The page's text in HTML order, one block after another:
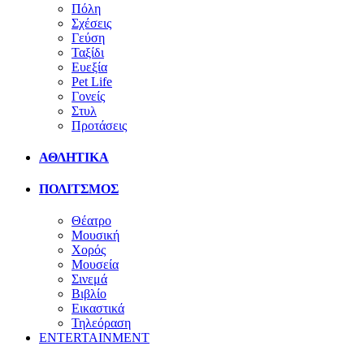
Πόλη
Σχέσεις
Γεύση
Ταξίδι
Ευεξία
Pet Life
Γονείς
Στυλ
Προτάσεις
ΑΘΛΗΤΙΚΑ
ΠΟΛΙΤΣΜΟΣ
Θέατρο
Μουσική
Χορός
Μουσεία
Σινεμά
Βιβλίο
Εικαστικά
Τηλεόραση
ENTERTAINMENT